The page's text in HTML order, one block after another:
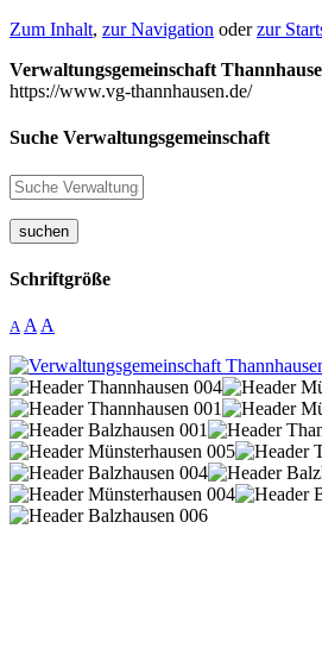
Zum Inhalt, zur Navigation oderzur
Verwaltungsgemeinschaft
https://www.vg-thannhausen.de/
Suche Verwaltungsgemeinschaft
suchen
Schriftgröße
A A A